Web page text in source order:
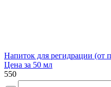
Напиток для регидрации
Цена за 50 мл
550